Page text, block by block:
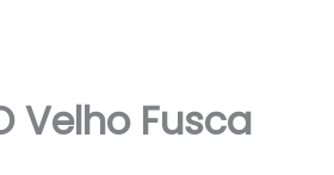
Velho Fusca